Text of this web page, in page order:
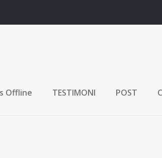
Offline TESTIMONI POST